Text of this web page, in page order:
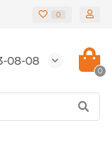
0
08-08
0